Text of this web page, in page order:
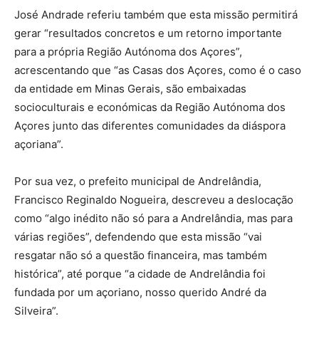
José Andrade referiu também que esta missão permitirá
gerar “resultados concretos e um retorno importante
para a própria Região Autónoma dos Açores”,
acrescentando que “as Casas dos Açores, como é o caso
da entidade em Minas Gerais, são embaixadas
socioculturais e económicas da Região Autónoma dos
Açores junto das diferentes comunidades da diáspora
açoriana”.
Por sua vez, o prefeito municipal de Andrelândia,
Francisco Reginaldo Nogueira, descreveu a deslocação
como “algo inédito não só para a Andrelândia, mas para
várias regiões”, defendendo que esta missão “vai
resgatar não só a questão financeira, mas também
histórica”, até porque “a cidade de Andrelândia foi
fundada por um açoriano, nosso querido André da
Silveira”.